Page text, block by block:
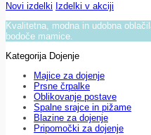
Novi izdelki Izdelki v akciji
Kvalitetna, modna in udobna
bodoče mamice.
Kategorija Dojenje
Majice za dojenje
Prsne črpalke
Oblikovanje postave
Spalne srajce in pižame
Blazine za dojenje
Pripomočki za dojenje